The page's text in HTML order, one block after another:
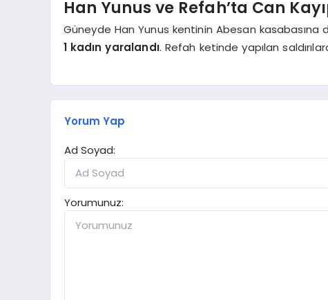
Han Yunus ve Refah’ta Can
Güneyde Han Yunus kentinin Abesan
1 kadın yaralandı. Refah ketinde yapılan
Yorum Yap
Ad Soyad:
Yorumunuz: